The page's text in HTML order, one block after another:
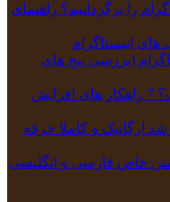
را برگردانیم؟ راهنمای
های اینستاگرام
(بررسی پیج های
ریچ و ایمپرشن اینستاگرام چیست؟ 7 راهکار های افزایش
ارگانیک و کاملا حرفه